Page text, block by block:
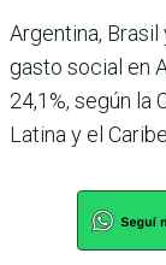
Argentina,
gasto social en
24,1%, según la
Latina y el